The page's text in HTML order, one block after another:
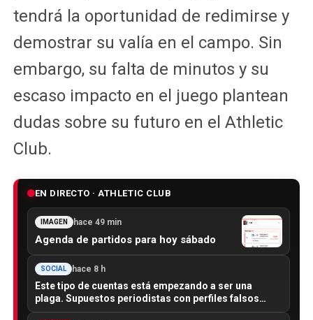
tendrá la oportunidad de redimirse y
demostrar su valía en el campo. Sin
embargo, su falta de minutos y su
escaso impacto en el juego plantean
dudas sobre su futuro en el Athletic
Club.
EN DIRECTO · ATHLETIC CLUB
IMAGEN hace 49 min
Agenda de partidos para hoy sábado
SOCIAL hace 8 h
Este tipo de cuentas está empezando a ser una
plaga. Supuestos periodistas con perfiles falsos…